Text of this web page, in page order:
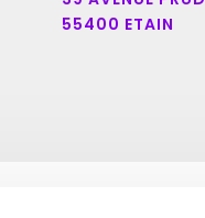
55400 ETAIN